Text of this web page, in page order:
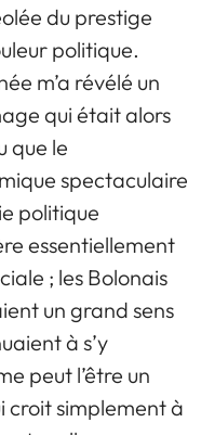
du prestige
politique.
m’a révélé un
qui était alors
que le
spectaculaire
politique
essentiellement
; les Bolonais
un grand sens
à s’y
peut l’être un
croit simplement à